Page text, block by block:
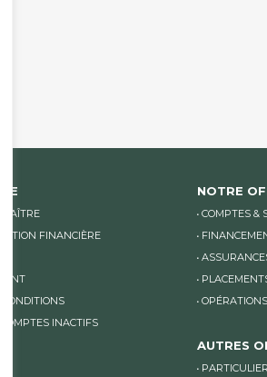
FINANCIÈRE
CONDITIONS
COMPTES INACTIFS
NOTRE
COMPTES &
AUTRES